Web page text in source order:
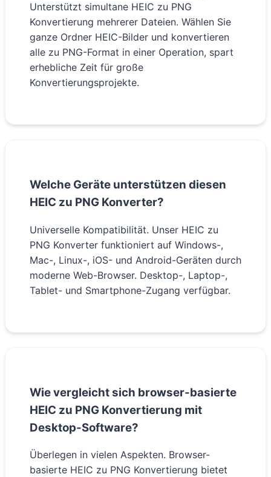
Unterstützt simultane HEIC zu PNG
Konvertierung mehrerer Dateien. Wählen Sie
ganze Ordner HEIC-Bilder und konvertieren
alle zu PNG-Format in einer Operation, spart
erhebliche Zeit für große
Konvertierungsprojekte.
Welche Geräte unterstützen diesen
HEIC zu PNG Konverter?
Universelle Kompatibilität. Unser HEIC zu
PNG Konverter funktioniert auf Windows-,
Mac-, Linux-, iOS- und Android-Geräten durch
moderne Web-Browser. Desktop-, Laptop-,
Tablet- und Smartphone-Zugang verfügbar.
Wie vergleicht sich browser-basierte
HEIC zu PNG Konvertierung mit
Desktop-Software?
Überlegen in vielen Aspekten. Browser-
basierte HEIC zu PNG Konvertierung bietet